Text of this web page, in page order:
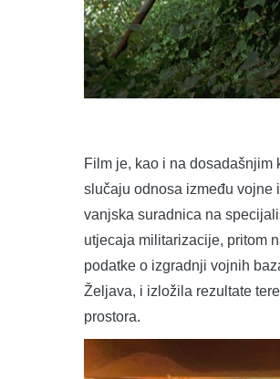
Film je, kao i na
slučaju odnosa između vojne
vanjska suradnica na
utjecaja militarizacije, pritom
podatke o izgradnji vojnih
Željava, i izložila rezultate
prostora.